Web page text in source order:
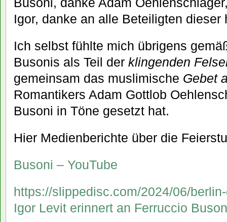
Igor, danke an alle Beteiligten dieser
Ich selbst fühlte mich übrigens
Busonis als Teil der klingenden
gemeinsam das muslimische Gebet
Romantikers Adam Gottlob
Busoni in Töne gesetzt hat.
Hier Medienberichte über die
Busoni – YouTube
https://slippedisc.com/2024/06/
Igor Levit erinnert an Ferruccio